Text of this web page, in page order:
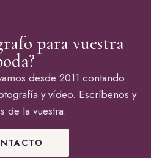
para vuestra
desde 2011 contando
y vídeo. Escríbenos y
de la vuestra.